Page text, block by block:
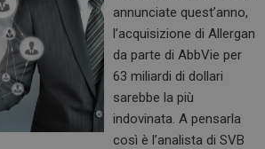
annunciate quest’anno,
l’acquisizione di Allergan
da parte di AbbVie per
63 miliardi di dollari
sarebbe la più
indovinata. A pensarla
così è l’analista di SVB